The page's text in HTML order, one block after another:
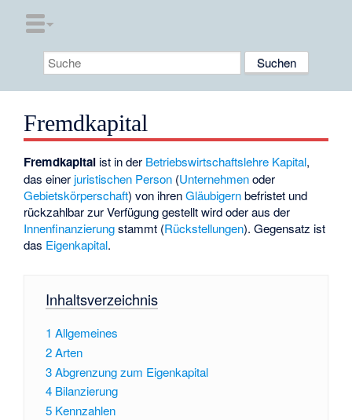
Fremdkapital
Fremdkapital ist in der Betriebswirtschaftslehre Kapital,
das einer juristischen Person (Unternehmenoder
Gebietskörperschaft) von ihrenGläubigernbefristet und
rückzahlbar zur Verfügung gestellt wird oder aus der
Innenfinanzierungstammt (Rückstellungen). Gegensatz ist
das Eigenkapital.
Inhaltsverzeichnis
1 Allgemeines
2Arten
3Abgrenzung zum Eigenkapital
4 Bilanzierung
5 Kennzahlen